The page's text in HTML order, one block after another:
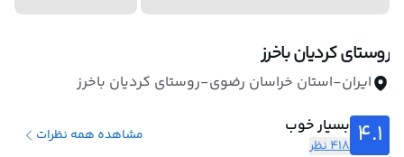
روستای کردیان باخرز
ایران-استان خراسان رضوی-روستای کردیان باخرز
4.1 بسیار خوب
418 نظر
مشاهده همه نظرات